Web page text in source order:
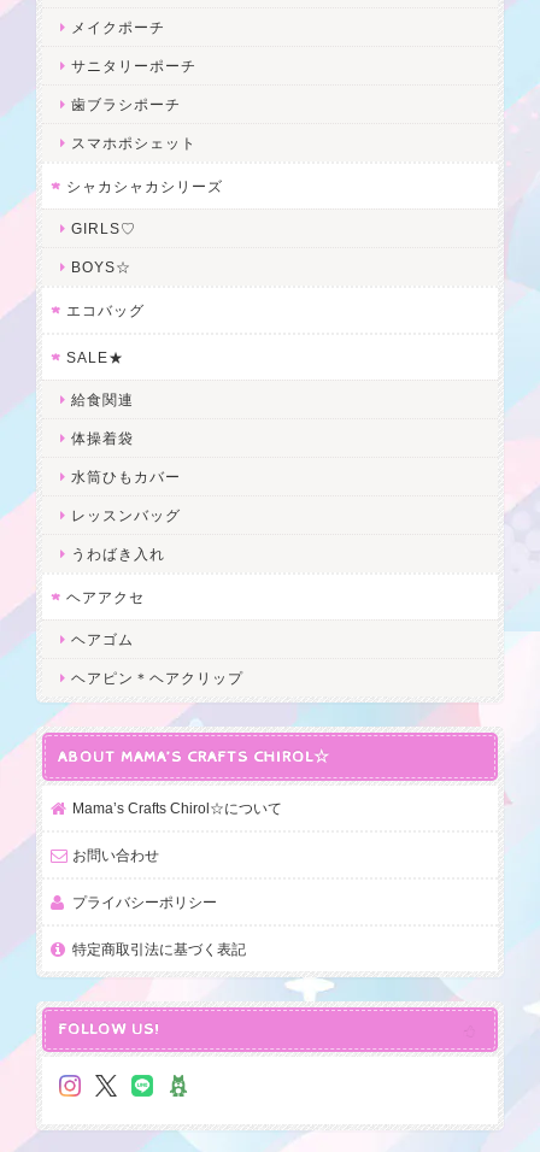
メイクポーチ
サニタリーポーチ
歯ブラシポーチ
スマホポシェット
シャカシャカシリーズ
GIRLS♡
BOYS☆
エコバッグ
SALE★
給食関連
体操着袋
水筒ひもカバー
レッスンバッグ
うわばき入れ
ヘアアクセ
ヘアゴム
ヘアピン＊ヘアクリップ
ABOUT MAMA’S CRAFTS CHIROL☆
Mama’s Crafts Chirol☆について
お問い合わせ
プライバシーポリシー
特定商取引法に基づく表記
FOLLOW US!